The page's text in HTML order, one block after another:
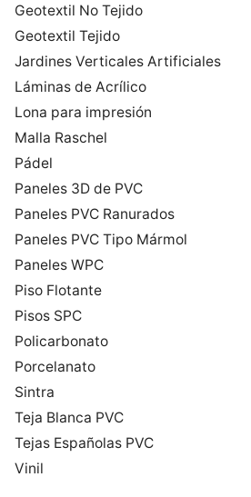
Geotextil No Tejido
Geotextil Tejido
Jardines Verticales Artificiales
Láminas de Acrílico
Lona para impresión
Malla Raschel
Pádel
Paneles 3D de PVC
Paneles PVC Ranurados
Paneles PVC Tipo Mármol
Paneles WPC
Piso Flotante
Pisos SPC
Policarbonato
Porcelanato
Sintra
Teja Blanca PVC
Tejas Españolas PVC
Vinil